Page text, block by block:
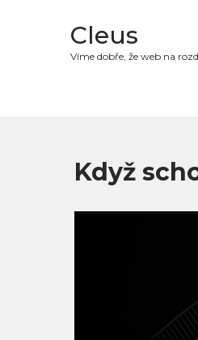
Cleus
Víme dobře, že web na
Když